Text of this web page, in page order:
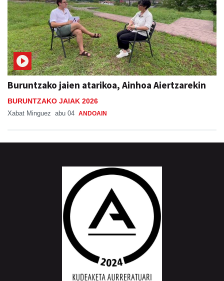
Buruntzako jaien atarikoa, Ainhoa Aiertzarekin
BURUNTZAKO JAIAK 2026
Xabat Minguez abu 04 ANDOAIN